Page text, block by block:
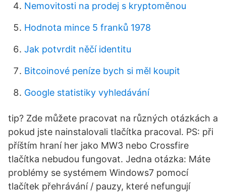
Nemovitosti na prodej s kryptoměnou
Hodnota mince 5 franků 1978
Jak potvrdit něčí identitu
Bitcoinové peníze bych si měl koupit
Google statistiky vyhledávání
tip? Zde můžete pracovat na různých otázkách a
pokud jste nainstalovali tlačítka pracoval. PS: při
příštím hraní her jako MW3 nebo Crossfire
tlačítka nebudou fungovat. Jedna otázka: Máte
problémy se systémem Windows7 pomocí
tlačítek přehrávání / pauzy, které nefungují